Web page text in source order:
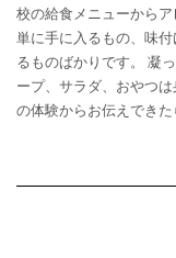
校の給食メニューから
単に手に入るもの、味
るものばかりです。 凝
ープ、サラダ、おやつ
の体験からお伝えできた